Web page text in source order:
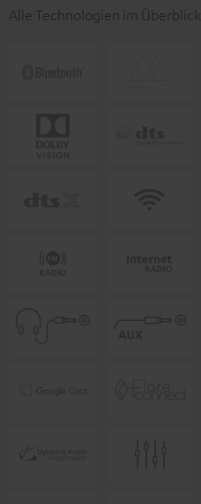
Alle Technologien im Überblick